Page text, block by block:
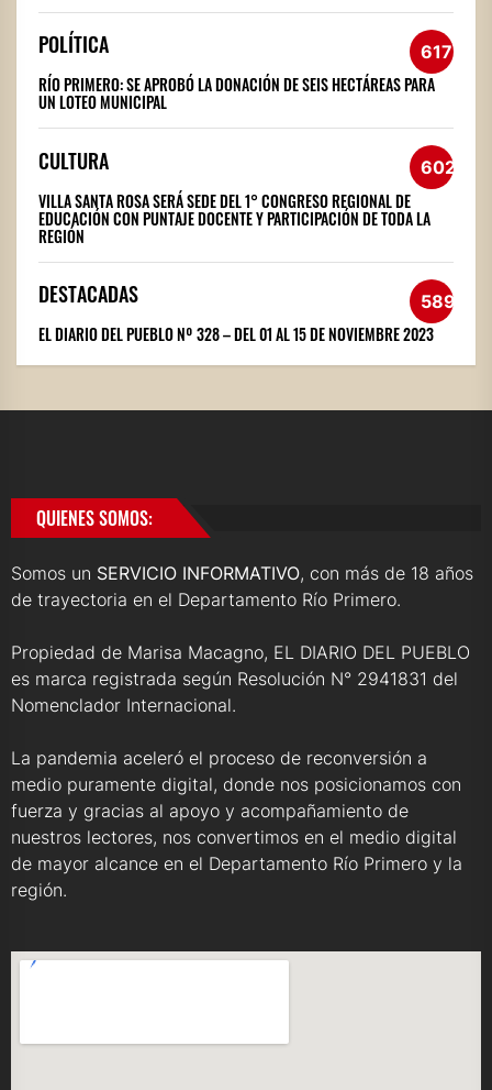
POLÍTICA 617
RÍO PRIMERO: SE APROBÓ LA DONACIÓN DE SEIS HECTÁREAS PARA
UN LOTEO MUNICIPAL
CULTURA 602
VILLA SANTA ROSA SERÁ SEDE DEL 1° CONGRESO REGIONAL DE
EDUCACIÓN CON PUNTAJE DOCENTE Y PARTICIPACIÓN DE TODA LA
REGIÓN
DESTACADAS 589
EL DIARIO DEL PUEBLO Nº 328 – DEL 01 AL 15 DE NOVIEMBRE 2023
QUIENES SOMOS:
Somos un SERVICIO INFORMATIVO, con más de 18 años
de trayectoria en el Departamento Río Primero.
Propiedad de Marisa Macagno, EL DIARIO DEL PUEBLO
es marca registrada según Resolución N° 2941831 del
Nomenclador Internacional.
La pandemia aceleró el proceso de reconversión a
medio puramente digital, donde nos posicionamos con
fuerza y gracias al apoyo y acompañamiento de
nuestros lectores, nos convertimos en el medio digital
de mayor alcance en el Departamento Río Primero y la
región.